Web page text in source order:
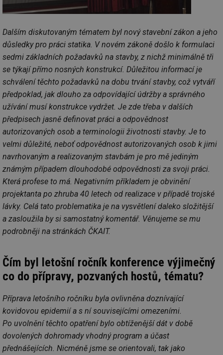
Dalším diskutovaným tématem byl nový stavební zákon a jeho
důsledky pro práci statika. V novém zákoně došlo k formulaci
sedmi základních požadavků na stavby, z nichž minimálně tři
se týkají přímo nosných konstrukcí. Důležitou informací je
schválení těchto požadavků na dobu trvání stavby, což vytváří
předpoklad, jak dlouho za odpovídající údržby a správného
užívání musí konstrukce vydržet. Je zde třeba v dalších
předpisech jasně definovat práci a odpovědnost
autorizovaných osob a terminologii životnosti stavby. Je to
velmi důležité, neboť odpovědnost autorizovaných osob k jimi
navrhovaným a realizovaným stavbám je pro mě jediným
známým případem dlouhodobé odpovědnosti za svoji práci.
Která profese to má. Negativním příkladem je obvinění
projektanta po zhruba 40 letech od realizace v případě trojské
lávky. Celá tato problematika je na vysvětlení daleko složitější
a zasloužila by si samostatný komentář. Věnujeme se mu
podrobněji na stránkách ČKAIT.
Čím byl letošní ročník konference výjimečný
co do přípravy, pozvaných hostů, tématu?
Příprava letošního ročníku byla ovlivněna doznívající
kovidovou epidemií a s ní souvisejícími omezeními.
Po uvolnění těchto opatření bylo obtíženější dát v době
dovolených dohromady vhodný program a účast
přednášejících. Nicméně jsme se orientovali, tak jako